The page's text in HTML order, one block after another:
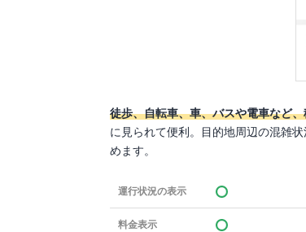
徒歩、自転車、車、バスや電車など
に見られて便利。目的地周辺の混雑
めます。
運行状況の表示
料金表示